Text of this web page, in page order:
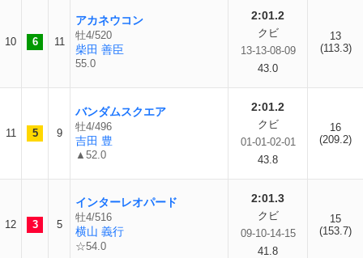
10 6 11
アカネウコン
牡4/520
柴田 善臣
55.0
2:01.2
クビ
13-13-08-09
43.0
13
(113.3)
11 5 9
バンダムスクエア
牡4/496
吉田 豊
▲52.0
2:01.2
クビ
01-01-02-01
43.8
16
(209.2)
12 3 5
インターレオパード
牡4/516
横山 義行
☆54.0
2:01.3
クビ
09-10-14-15
41.8
15
(153.7)